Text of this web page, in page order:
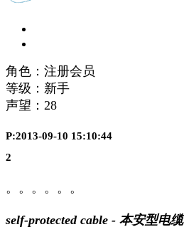
角色：注册会员
等级：新手
声望： 28
P:2013-09-10 15:10:44
2
。。。。。。
self-protected cable - 本安型电缆